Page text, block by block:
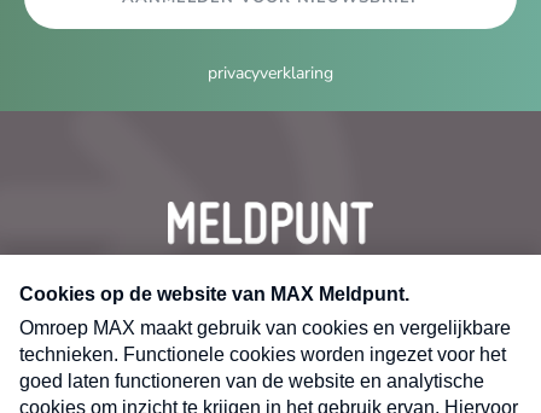
privacyverklaring
CONTACT